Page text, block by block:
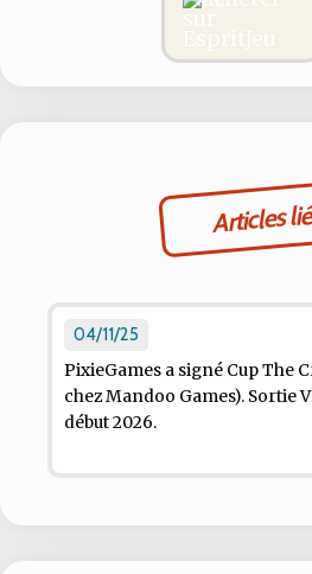
Articles
04/11/25
PixieGames a signé Cup The
chez Mandoo Games). Sortie
début 2026.